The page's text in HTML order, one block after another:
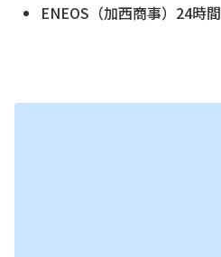
ENEOS（加西商事）24時間